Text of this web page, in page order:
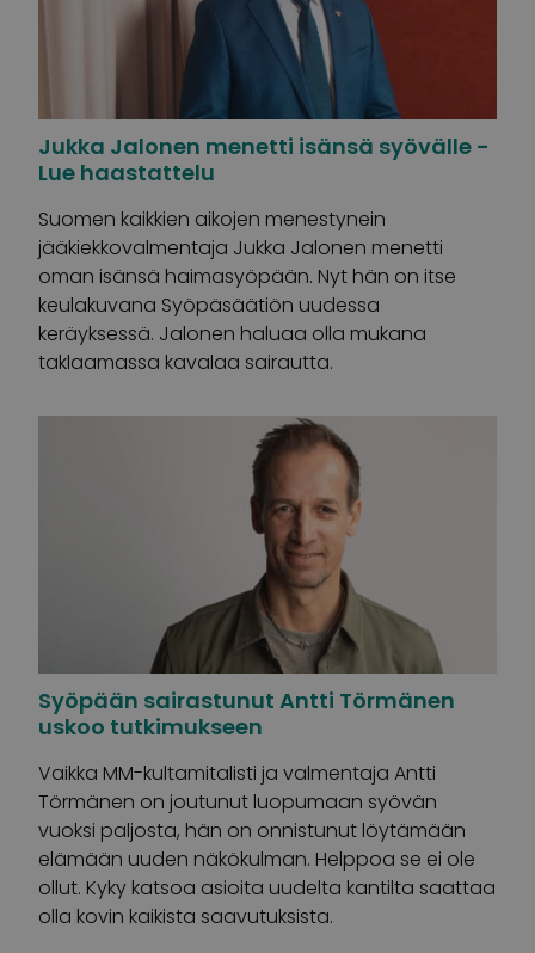
Jukka Jalonen menetti isänsä syövälle -
Lue haastattelu
Suomen kaikkien aikojen menestynein
jääkiekkovalmentaja Jukka Jalonen menetti
oman isänsä haimasyöpään. Nyt hän on itse
keulakuvana Syöpäsäätiön uudessa
keräyksessä. Jalonen haluaa olla mukana
taklaamassa kavalaa sairautta.
Syöpään sairastunut Antti Törmänen
uskoo tutkimukseen
Vaikka MM-kultamitalisti ja valmentaja Antti
Törmänen on joutunut luopumaan syövän
vuoksi paljosta, hän on onnistunut löytämään
elämään uuden näkökulman. Helppoa se ei ole
ollut. Kyky katsoa asioita uudelta kantilta saattaa
olla kovin kaikista saavutuksista.